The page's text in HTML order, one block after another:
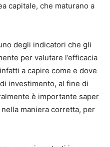
capitale, che maturano a
degli indicatori che gli
per valutare l’efficacia
a capire come e dove
investimento, al fine di
è importante saper
maniera corretta, per